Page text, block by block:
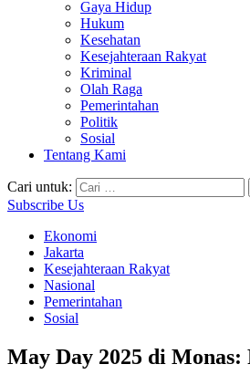
Gaya Hidup
Hukum
Kesehatan
Kesejahteraan Rakyat
Kriminal
Olah Raga
Pemerintahan
Politik
Sosial
Tentang Kami
Cari untuk:
Subscribe Us
Ekonomi
Jakarta
Kesejahteraan Rakyat
Nasional
Pemerintahan
Sosial
May Day 2025 di